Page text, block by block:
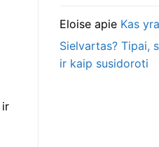
ir
Eloiseapie Kas yra
Sielvartas? Tipai,
ir kaip susidoroti